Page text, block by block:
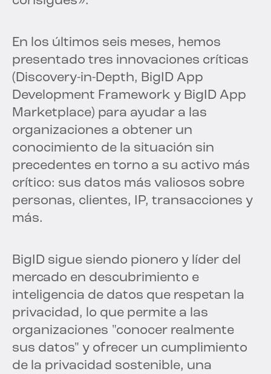
En los últimos seis meses, hemos
presentado tres innovaciones críticas
(Discovery-in-Depth, BigID App
Development Framework y BigID App
Marketplace) para ayudar a las
organizaciones a obtener un
conocimiento de la situación sin
precedentes en torno a su activo más
crítico: sus datos más valiosos sobre
personas, clientes, IP, transacciones y
más.
BigID sigue siendo pionero y líder del
mercado en descubrimiento e
inteligencia de datos que respetan la
privacidad, lo que permite a las
organizaciones "conocer realmente
sus datos" y ofrecer un cumplimiento
de la privacidad sostenible, una